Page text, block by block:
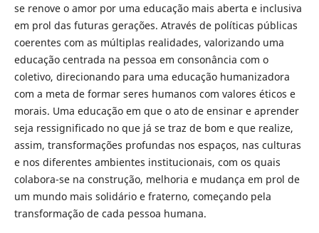
se renove o amor por uma educação mais aberta e inclusiva
em prol das futuras gerações. Através de políticas públicas
coerentes com as múltiplas realidades, valorizando uma
educação centrada na pessoa em consonância com o
coletivo, direcionando para uma educação humanizadora
com a meta de formar seres humanos com valores éticos e
morais. Uma educação em que o ato de ensinar e aprender
seja ressignificado no que já se traz de bom e que realize,
assim, transformações profundas nos espaços, nas culturas
e nos diferentes ambientes institucionais, com os quais
colabora-se na construção, melhoria e mudança em prol de
um mundo mais solidário e fraterno, começando pela
transformação de cada pessoa humana.